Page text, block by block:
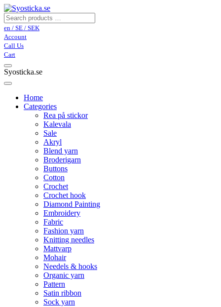
en / SE / SEK
Account
Call Us
Cart
Syosticka.se
Home
Categories
Rea på stickor
Kalevala
Sale
Akryl
Blend yarn
Broderigarn
Buttons
Cotton
Crochet
Crochet hook
Diamond Painting
Embroidery
Fabric
Fashion yarn
Knitting needles
Mattvarp
Mohair
Needels & hooks
Organic yarn
Pattern
Satin ribbon
Sock yarn